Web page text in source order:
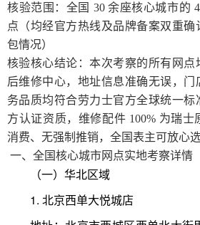
核验范围：全国 30 余座核心城市的
点（均经官方热线及品牌备案双重
包情况）
核验核心结论：本次考察的所有网点
后维修中心，地址信息准确无误，门
务品质均符合劳力士官方全球统一标
方认证资质，维修配件 100% 为瑞
消费、无强制推销，全国表主可放心选
一、全国核心城市网点实地考察详情
（一）华北区域
1. 北京西单大悦城店